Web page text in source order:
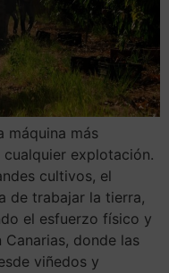
máquina más
explotación.
cultivos, el
de trabajar la tierra,
el esfuerzo físico y
donde las
viñedos y